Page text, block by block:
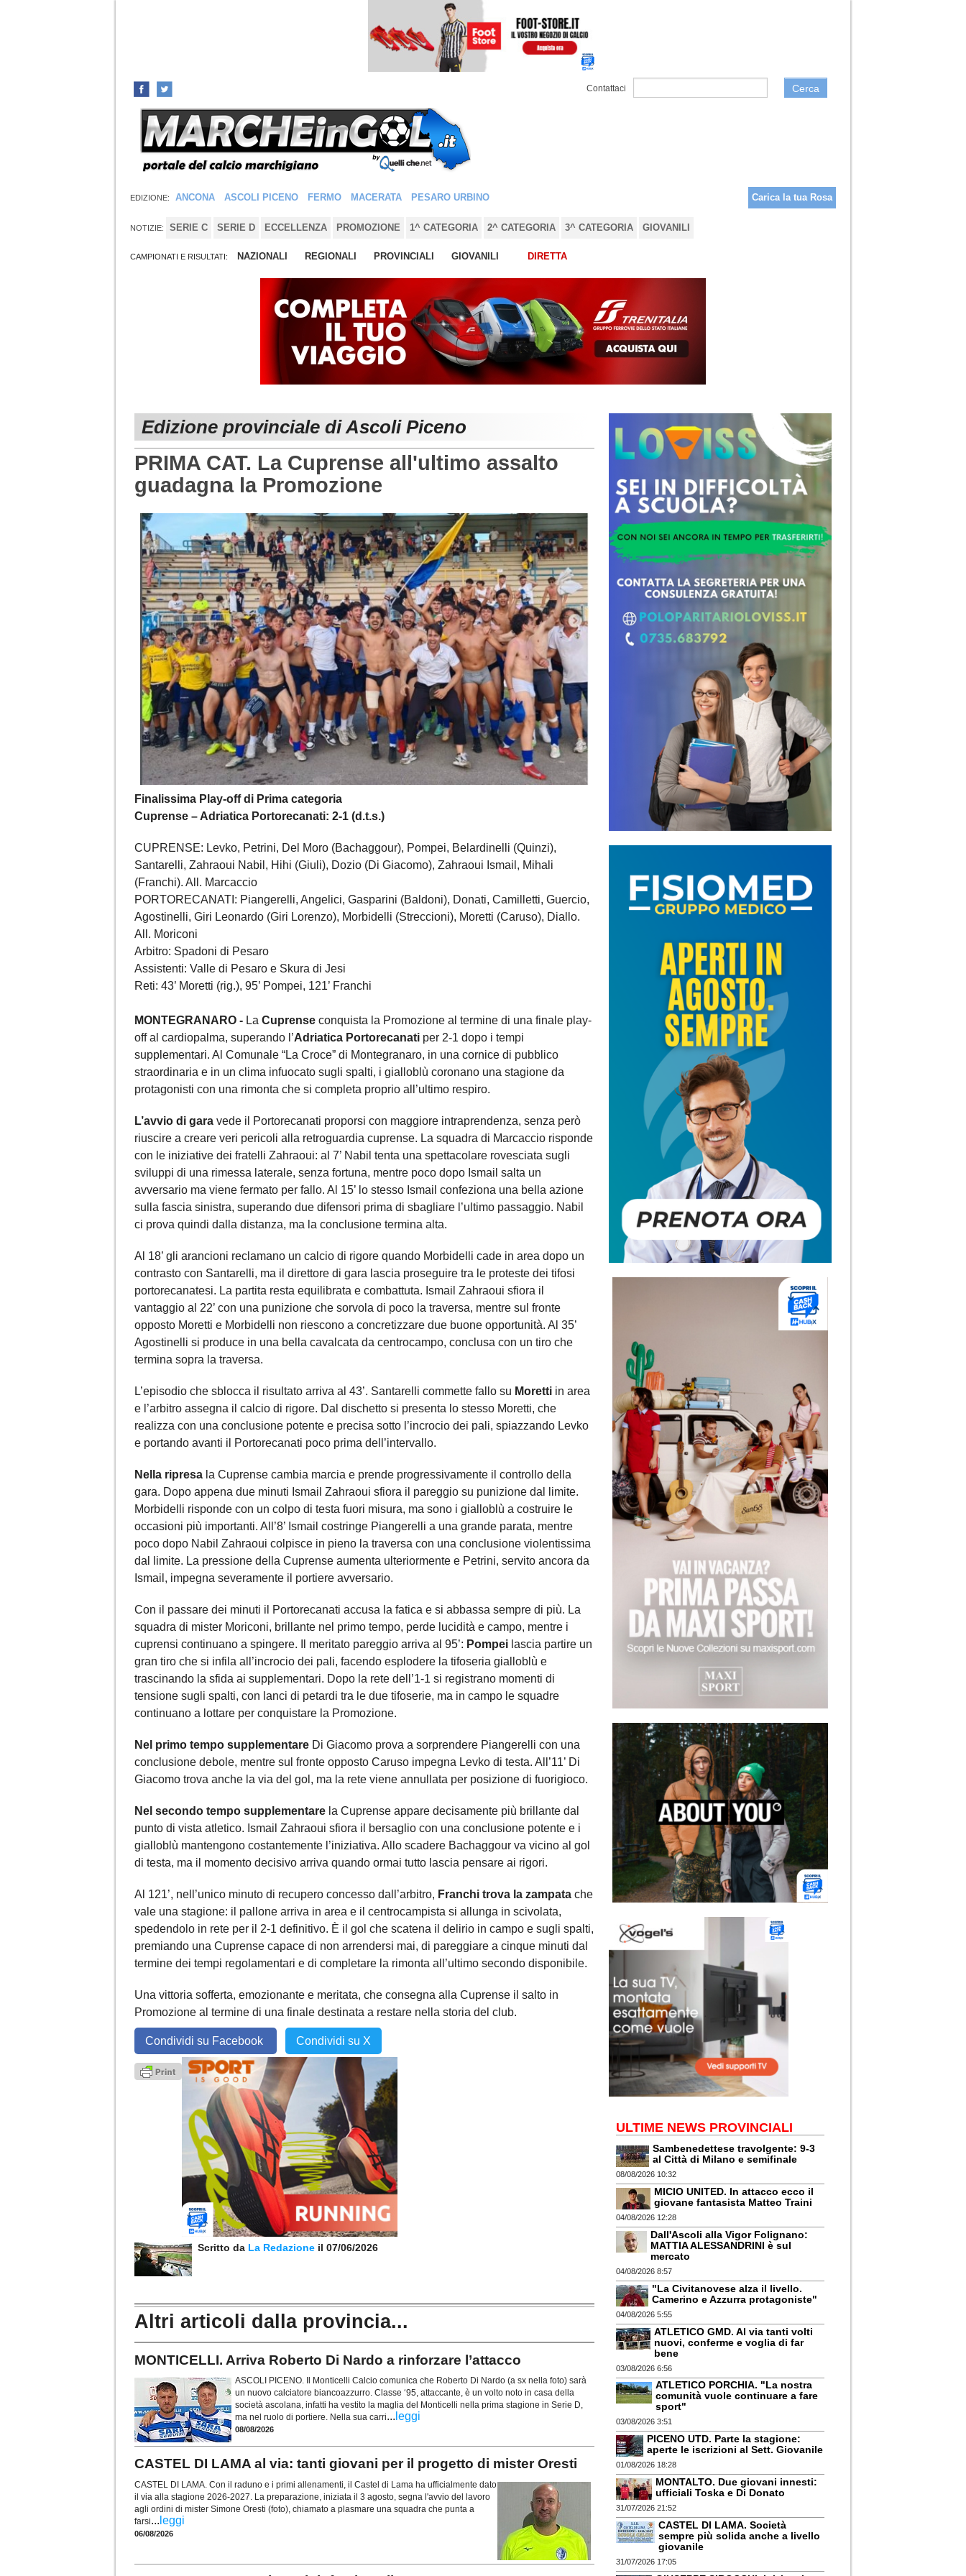
Contattaci Cerca
EDIZIONE: ANCONA ASCOLI PICENO FERMO MACERATA PESARO URBINO Carica la tua Rosa
NOTIZIE: SERIE C SERIE D ECCELLENZA PROMOZIONE 1^ CATEGORIA 2^ CATEGORIA 3^ CATEGORIA GIOVANILI
CAMPIONATI E RISULTATI: NAZIONALI REGIONALI PROVINCIALI GIOVANILI DIRETTA
Edizione provinciale di Ascoli Piceno
PRIMA CAT. La Cuprense all'ultimo assalto
guadagna la Promozione
Finalissima Play-off di Prima categoria
Cuprense – Adriatica Portorecanati: 2-1 (d.t.s.)
CUPRENSE: Levko, Petrini, Del Moro (Bachaggour), Pompei, Belardinelli (Quinzi),
Santarelli, Zahraoui Nabil, Hihi (Giuli), Dozio (Di Giacomo), Zahraoui Ismail, Mihali
(Franchi). All. Marcaccio
PORTORECANATI: Piangerelli, Angelici, Gasparini (Baldoni), Donati, Camilletti, Guercio,
Agostinelli, Giri Leonardo (Giri Lorenzo), Morbidelli (Streccioni), Moretti (Caruso), Diallo.
All. Moriconi
Arbitro: Spadoni di Pesaro
Assistenti: Valle di Pesaro e Skura di Jesi
Reti: 43’ Moretti (rig.), 95’ Pompei, 121’ Franchi
MONTEGRANARO - La Cuprense conquista la Promozione al termine di una finale play-
off al cardiopalma, superando l’Adriatica Portorecanati per 2-1 dopo i tempi
supplementari. Al Comunale “La Croce” di Montegranaro, in una cornice di pubblico
straordinaria e in un clima infuocato sugli spalti, i gialloblù coronano una stagione da
protagonisti con una rimonta che si completa proprio all’ultimo respiro.
L’avvio di gara vede il Portorecanati proporsi con maggiore intraprendenza, senza però
riuscire a creare veri pericoli alla retroguardia cuprense. La squadra di Marcaccio risponde
con le iniziative dei fratelli Zahraoui: al 7’ Nabil tenta una spettacolare rovesciata sugli
sviluppi di una rimessa laterale, senza fortuna, mentre poco dopo Ismail salta un
avversario ma viene fermato per fallo. Al 15’ lo stesso Ismail confeziona una bella azione
sulla fascia sinistra, superando due difensori prima di sbagliare l’ultimo passaggio. Nabil
ci prova quindi dalla distanza, ma la conclusione termina alta.
Al 18’ gli arancioni reclamano un calcio di rigore quando Morbidelli cade in area dopo un
contrasto con Santarelli, ma il direttore di gara lascia proseguire tra le proteste dei tifosi
portorecanatesi. La partita resta equilibrata e combattuta. Ismail Zahraoui sfiora il
vantaggio al 22’ con una punizione che sorvola di poco la traversa, mentre sul fronte
opposto Moretti e Morbidelli non riescono a concretizzare due buone opportunità. Al 35’
Agostinelli si produce in una bella cavalcata da centrocampo, conclusa con un tiro che
termina sopra la traversa.
L’episodio che sblocca il risultato arriva al 43’. Santarelli commette fallo su Moretti in area
e l’arbitro assegna il calcio di rigore. Dal dischetto si presenta lo stesso Moretti, che
realizza con una conclusione potente e precisa sotto l’incrocio dei pali, spiazzando Levko
e portando avanti il Portorecanati poco prima dell’intervallo.
Nella ripresa la Cuprense cambia marcia e prende progressivamente il controllo della
gara. Dopo appena due minuti Ismail Zahraoui sfiora il pareggio su punizione dal limite.
Morbidelli risponde con un colpo di testa fuori misura, ma sono i gialloblù a costruire le
occasioni più importanti. All’8’ Ismail costringe Piangerelli a una grande parata, mentre
poco dopo Nabil Zahraoui colpisce in pieno la traversa con una conclusione violentissima
dal limite. La pressione della Cuprense aumenta ulteriormente e Petrini, servito ancora da
Ismail, impegna severamente il portiere avversario.
Con il passare dei minuti il Portorecanati accusa la fatica e si abbassa sempre di più. La
squadra di mister Moriconi, brillante nel primo tempo, perde lucidità e campo, mentre i
cuprensi continuano a spingere. Il meritato pareggio arriva al 95’: Pompei lascia partire un
gran tiro che si infila all’incrocio dei pali, facendo esplodere la tifoseria gialloblù e
trascinando la sfida ai supplementari. Dopo la rete dell’1-1 si registrano momenti di
tensione sugli spalti, con lanci di petardi tra le due tifoserie, ma in campo le squadre
continuano a lottare per conquistare la Promozione.
Nel primo tempo supplementare Di Giacomo prova a sorprendere Piangerelli con una
conclusione debole, mentre sul fronte opposto Caruso impegna Levko di testa. All’11’ Di
Giacomo trova anche la via del gol, ma la rete viene annullata per posizione di fuorigioco.
Nel secondo tempo supplementare la Cuprense appare decisamente più brillante dal
punto di vista atletico. Ismail Zahraoui sfiora il bersaglio con una conclusione potente e i
gialloblù mantengono costantemente l’iniziativa. Allo scadere Bachaggour va vicino al gol
di testa, ma il momento decisivo arriva quando ormai tutto lascia pensare ai rigori.
Al 121’, nell’unico minuto di recupero concesso dall’arbitro, Franchi trova la zampata che
vale una stagione: il pallone arriva in area e il centrocampista si allunga in scivolata,
spedendolo in rete per il 2-1 definitivo. È il gol che scatena il delirio in campo e sugli spalti,
premiando una Cuprense capace di non arrendersi mai, di pareggiare a cinque minuti dal
termine dei tempi regolamentari e di completare la rimonta all’ultimo secondo disponibile.
Una vittoria sofferta, emozionante e meritata, che consegna alla Cuprense il salto in
Promozione al termine di una finale destinata a restare nella storia del club.
Condividi su Facebook Condividi su X
Scritto da La Redazione il 07/06/2026
Altri articoli dalla provincia...
MONTICELLI. Arriva Roberto Di Nardo a rinforzare l’attacco
ASCOLI PICENO. Il Monticelli Calcio comunica che Roberto Di Nardo (a sx nella foto) sarà
un nuovo calciatore biancoazzurro. Classe ‘95, attaccante, è un volto noto in casa della
società ascolana, infatti ha vestito la maglia del Monticelli nella prima stagione in Serie D,
ma nel ruolo di portiere. Nella sua carri... leggi
08/08/2026
CASTEL DI LAMA al via: tanti giovani per il progetto di mister Oresti
CASTEL DI LAMA. Con il raduno e i primi allenamenti, il Castel di Lama ha ufficialmente dato
il via alla stagione 2026-2027. La preparazione, iniziata il 3 agosto, segna l'avvio del lavoro
agli ordini di mister Simone Oresti (foto), chiamato a plasmare una squadra che punta a
farsi... leggi
06/08/2026
ULTIME NEWS PROVINCIALI
Sambenedettese travolgente: 9-3
al Città di Milano e semifinale
08/08/2026 10:32
MICIO UNITED. In attacco ecco il
giovane fantasista Matteo Traini
04/08/2026 12:28
Dall'Ascoli alla Vigor Folignano:
MATTIA ALESSANDRINI è sul
mercato
04/08/2026 8:57
"La Civitanovese alza il livello.
Camerino e Azzurra protagoniste"
04/08/2026 5:55
ATLETICO GMD. Al via tanti volti
nuovi, conferme e voglia di far
bene
03/08/2026 6:56
ATLETICO PORCHIA. "La nostra
comunità vuole continuare a fare
sport"
03/08/2026 3:51
PICENO UTD. Parte la stagione:
aperte le iscrizioni al Sett. Giovanile
01/08/2026 18:28
MONTALTO. Due giovani innesti:
ufficiali Toska e Di Donato
31/07/2026 21:52
CASTEL DI LAMA. Società
sempre più solida anche a livello
giovanile
31/07/2026 17:05